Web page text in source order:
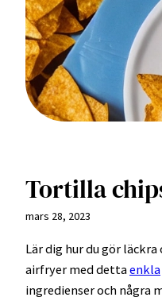
Tortilla
mars 28, 2023
Lär dig hur du gör
airfryer med dettaenkla
ingredienser och några